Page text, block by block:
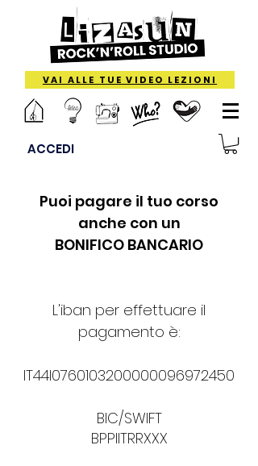
VAI ALLE TUE VIDEO LEZIONI
ACCEDI
Puoi pagare il tuo corso
anche con un
BONIFICO BANCARIO
L'iban per effettuare il
pagamento è:
IT44I0760103200000096972450
BIC/SWIFT
BPPIITRRXXX